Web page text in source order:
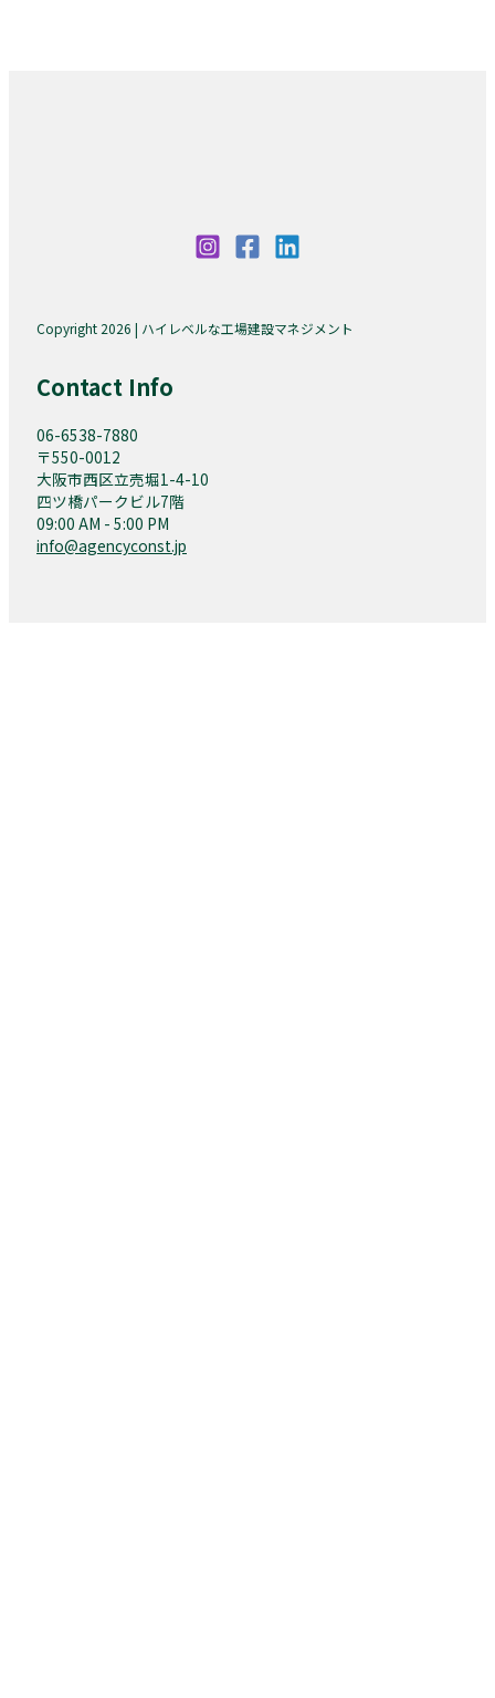
Copyright 2026 | ハイレベルな工場建設マネジメント
Contact Info
06-6538-7880
〒550-0012
大阪市西区立売堀1-4-10
四ツ橋パークビル7階
09:00 AM - 5:00 PM
info@agencyconst.jp